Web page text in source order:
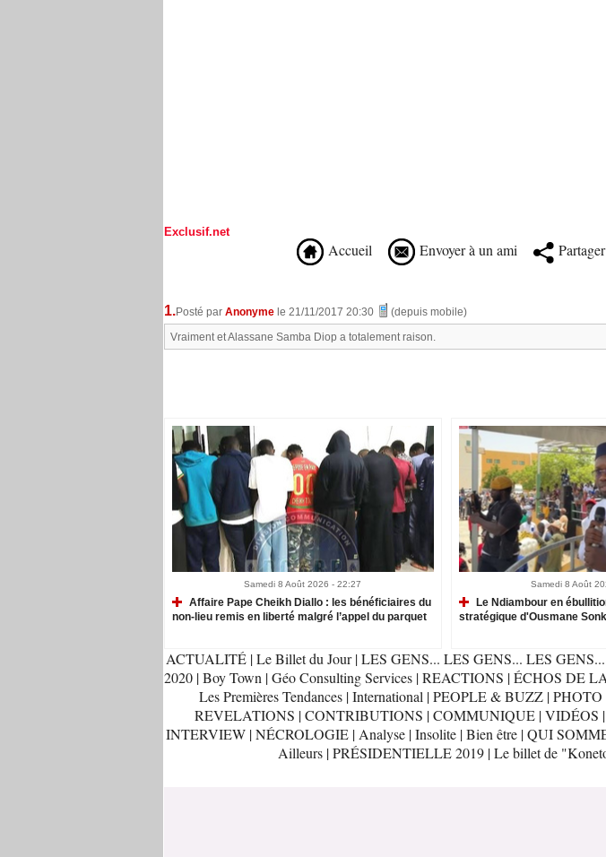
Exclusif.net
Accueil Envoyer à un ami Partager
1.Posté par Anonyme le 21/11/2017 20:30
(depuis mobile)
Vraiment et Alassane Samba Diop a totalement raison.
Samedi 8 Août 2026 - 22:27
Affaire Pape Cheikh Diallo : les bénéficiaires du
non-lieu remis en liberté malgré l’appel du parquet
Samedi 8 Août
Le Ndiambour en
stratégique d'Ousmane
ACTUALITÉ |Le Billet du Jour |LES GENS... LES GENS... LES GENS...
2020 |Boy Town |Géo Consulting Services |REACTIONS |ÉCHOS DE
Les Premières Tendances |International |PEOPLE & BUZZ |PHOTO
REVELATIONS |CONTRIBUTIONS |COMMUNIQUE |VIDÉOS |
INTERVIEW |NÉCROLOGIE |Analyse |Insolite |Bien être |QUI
Ailleurs |PRÉSIDENTIELLE 2019 |Le billet de